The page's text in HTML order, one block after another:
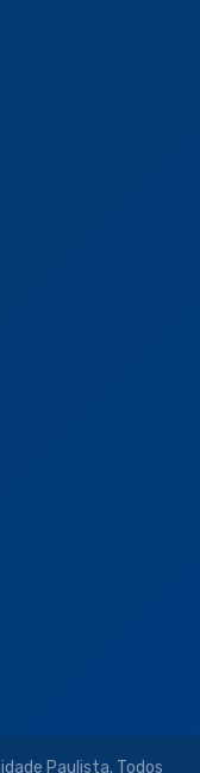
Paulista. Todos